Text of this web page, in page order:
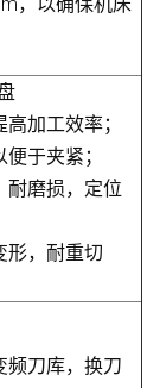
加工效率；
于夹紧；
耐磨损，定位
形，耐重切
频刀库，换刀